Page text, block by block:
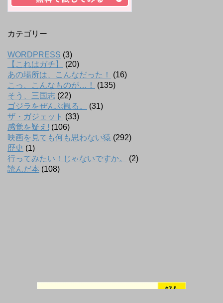
カテゴリー
WORDPRESS (3)
【これはガチ】
(20)
あの場所は、こんなだった！
(16)
こっ、こんなものが…！
(135)
そう、三国志 (22)
ゴジラをぜんぶ観る。
(31)
ザ・ガジェット (33)
感覚を疑え! (106)
映画を見ても何も思わない猿 (292)
歴史 (1)
行ってみたい！じゃないですか。
(2)
読んだ本 (108)